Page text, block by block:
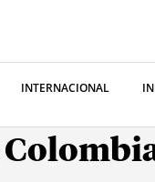
INTERNACIONAL